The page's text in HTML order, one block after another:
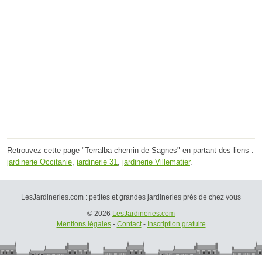
Retrouvez cette page "Terralba chemin de Sagnes" en partant des liens :
jardinerie Occitanie jardinerie 31 jardinerie Villematier.
LesJardineries.com : petites et grandes jardineries près de chez vous
© 2026 LesJardineries.com
Mentions légales- Contact- Inscription gratuite